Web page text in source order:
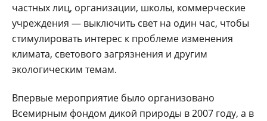
частных лиц, организации, школы, коммерческие
учреждения — выключить свет на один час, чтобы
стимулировать интерес к проблеме изменения
климата, светового загрязнения и другим
экологическим темам.
Впервые мероприятие было организовано
Всемирным фондом дикой природы в 2007 году, а в